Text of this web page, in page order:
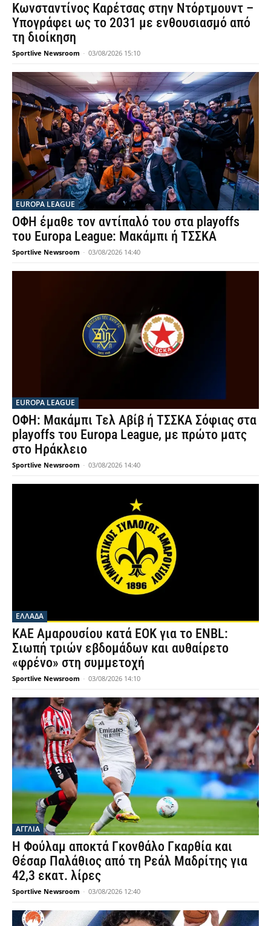
Κωνσταντίνος Καρέτσας στην Ντόρτμουντ –
Υπογράφει ως το 2031 με ενθουσιασμό από
τη διοίκηση
Sportlive Newsroom - 03/08/2026 15:10
EUROPA LEAGUE
ΟΦΗ έμαθε τον αντίπαλό του στα playoffs
του Europa League: Μακάμπι ή ΤΣΣΚΑ
Sportlive Newsroom - 03/08/2026 14:40
EUROPA LEAGUE
ΟΦΗ: Μακάμπι Τελ Αβίβ ή ΤΣΣΚΑ Σόφιας στα
playoffs του Europa League, με πρώτο ματς
στο Ηράκλειο
Sportlive Newsroom - 03/08/2026 14:40
ΕΛΛΑΔΑ
ΚΑΕ Αμαρουσίου κατά ΕΟΚ για το ENBL:
Σιωπή τριών εβδομάδων και αυθαίρετο
«φρένο» στη συμμετοχή
Sportlive Newsroom - 03/08/2026 14:10
ΑΓΓΛΙΑ
Η Φούλαμ αποκτά Γκονθάλο Γκαρθία και
Θέσαρ Παλάθιος από τη Ρεάλ Μαδρίτης για
42,3 εκατ. λίρες
Sportlive Newsroom - 03/08/2026 12:40